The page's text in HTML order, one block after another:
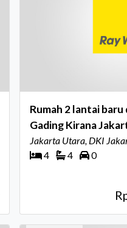
Rumah 2 lantai baru
Gading Kirana
Jakarta Utara, DKI
4
4 0